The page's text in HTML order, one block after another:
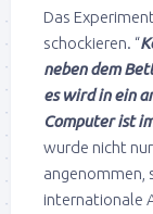
Das
schockieren. “
neben dem
es wird in ein
Computer ist
wurde nicht
angenommen,
internationale